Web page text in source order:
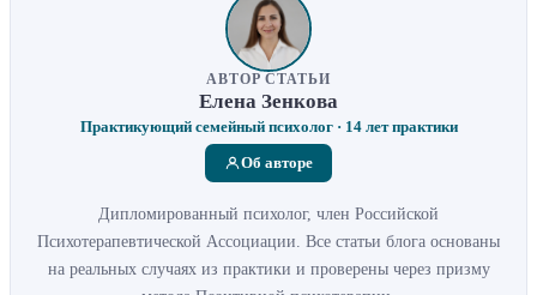
АВТОР СТАТЬИ
Елена Зенкова
Практикующий семейный психолог · 14 лет практики
Об авторе
Дипломированный психолог, член Российской
Психотерапевтической Ассоциации. Все статьи блога основаны
на реальных случаях из практики и проверены через призму